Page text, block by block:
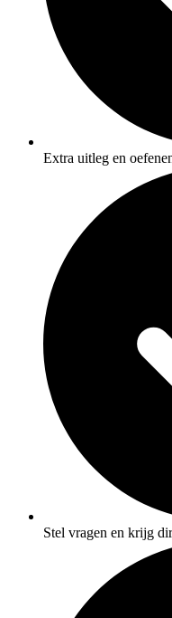
Extra uitleg en
Stel vragen en krijg